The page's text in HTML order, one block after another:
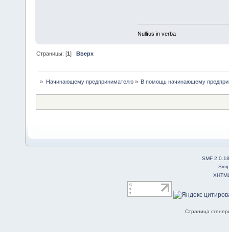
Nullīus in verba
Страницы: [1]Вверх
» Начинающему предпринимателю» В помощь начинающему
SMF 2.0.18
Страница